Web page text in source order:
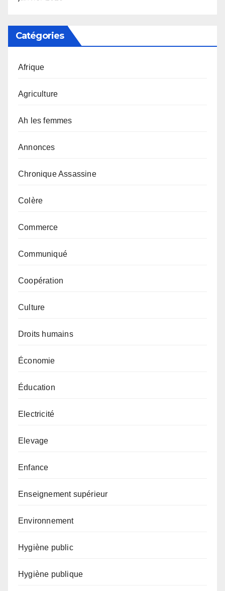
Catégories
Afrique
Agriculture
Ah les femmes
Annonces
Chronique Assassine
Colère
Commerce
Communiqué
Coopération
Culture
Droits humains
Économie
Éducation
Electricité
Elevage
Enfance
Enseignement supérieur
Environnement
Hygiène public
Hygiène publique